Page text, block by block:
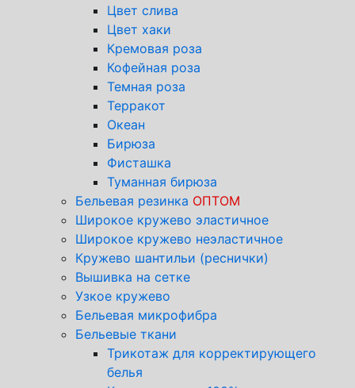
Цвет слива
Цвет хаки
Кремовая роза
Кофейная роза
Темная роза
Терракот
Океан
Бирюза
Фисташка
Туманная бирюза
Бельевая резинка ОПТОМ
Широкое кружево эластичное
Широкое кружево неэластичное
Кружево шантильи (реснички)
Вышивка на сетке
Узкое кружево
Бельевая микрофибра
Бельевые ткани
Трикотаж для корректирующего
белья